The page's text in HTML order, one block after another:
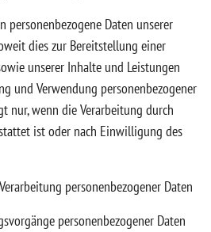
personenbezogene Daten unserer
dies zur Bereitstellung einer
unserer Inhalte und Leistungen
und Verwendung personenbezogener
nur, wenn die Verarbeitung durch
ist oder nach Einwilligung des
personenbezogener Daten
personenbezogener Daten